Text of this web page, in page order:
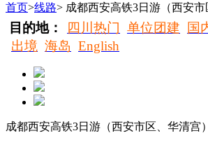
首页>线路> 成都西安高铁3日游（西安市
目的地： 四川热门 单位团建 国
出境 海岛 English
成都西安高铁3日游（西安市区、华清宫）